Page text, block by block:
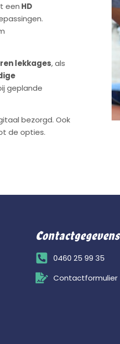
een HD
lekkages, als
geplande
bezorgd. Ook
de opties.
Contactgegevens
0460 25 99 35
Contactformulier